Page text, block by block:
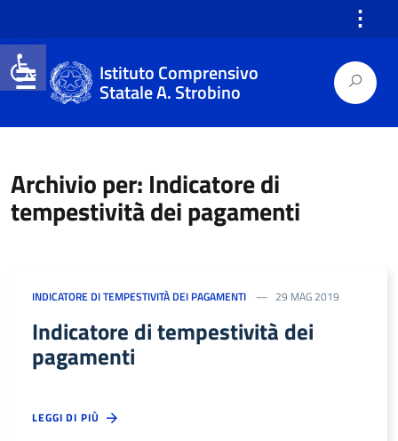
Open toolbar
⋮
Istituto Comprensivo
Statale A. Strobino
Archivio per: Indicatore di
tempestività dei pagamenti
INDICATORE DI TEMPESTIVITÀ DEI PAGAMENTI 29 MAG 2019
Indicatore di tempestività dei
pagamenti
LEGGI DI PIÙ